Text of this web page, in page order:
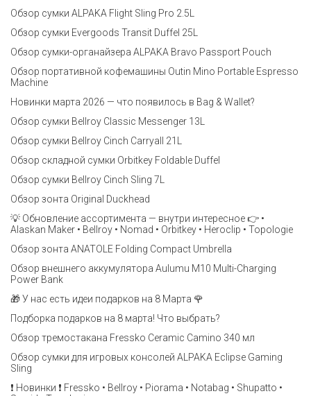
Обзор сумки ALPAKA Flight Sling Pro 2.5L
Обзор сумки Evergoods Transit Duffel 25L
Обзор сумки-органайзера ALPAKA Bravo Passport Pouch
Обзор портативной кофемашины Outin Mino Portable Espresso
Machine
Новинки марта 2026 — что появилось в Bag & Wallet?
Обзор сумки Bellroy Classic Messenger 13L
Обзор сумки Bellroy Cinch Carryall 21L
Обзор складной сумки Orbitkey Foldable Duffel
Обзор сумки Bellroy Cinch Sling 7L
Обзор зонта Original Duckhead
💡 Обновление ассортимента — внутри интересное 👉 •
Alaskan Maker • Bellroy • Nomad • Orbitkey • Heroclip • Topologie
Обзор зонта ANATOLE Folding Compact Umbrella
Обзор внешнего аккумулятора Aulumu M10 Multi-Charging
Power Bank
🎁 У нас есть идеи подарков на 8 Марта 🌹
Подборка подарков на 8 марта! Что выбрать?
Обзор тремостакана Fressko Ceramic Camino 340 мл
Обзор сумки для игровых консолей ALPAKA Eclipse Gaming
Sling
❗️ Новинки ❗️ Fressko • Bellroy • Piorama • Notabag • Shupatto •